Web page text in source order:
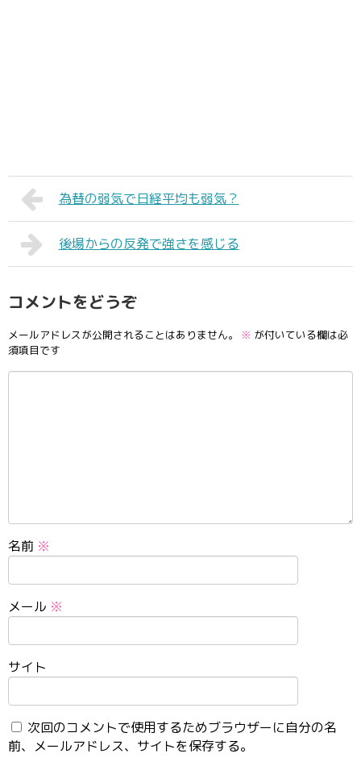
為替の弱気で日経平均も弱気？
後場からの反発で強さを感じる
コメントをどうぞ
メールアドレスが公開されることはありません。 ※ が付いている欄は必
須項目です
名前 ※
メール ※
サイト
次回のコメントで使用するためブラウザーに自分の名
前、メールアドレス、サイトを保存する。